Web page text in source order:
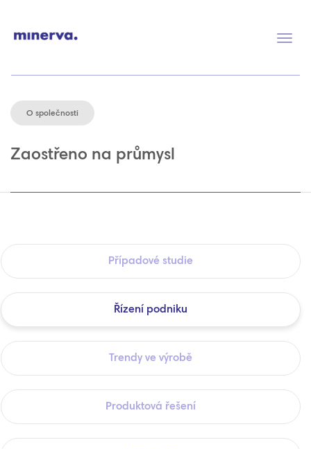
O společnosti
Zaostřeno na průmysl
Případové studie
Řízení podniku
Trendy ve výrobě
Produktová řešení